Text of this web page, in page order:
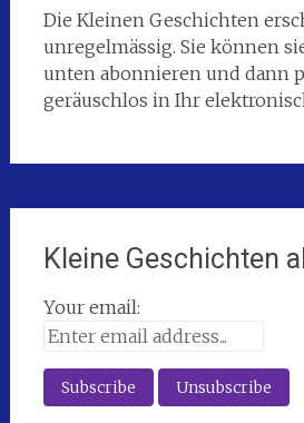
Die Kleinen Geschichten
unregelmässig. Sie können
unten abonnieren und dann
geräuschlos in Ihr
Kleine Geschichten
Your email: